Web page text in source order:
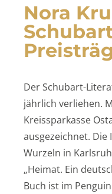
Nora
Der Schubart-
jährlich verliehen.
Kreissparkasse
ausgezeichnet.
Wurzeln in
„Heimat. Ein
Buch ist im